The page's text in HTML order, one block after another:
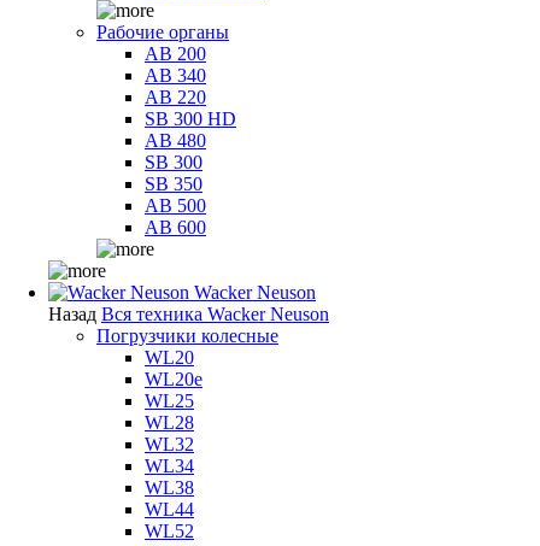
Рабочие органы
AB 200
AB 340
AB 220
SB 300 HD
AB 480
SB 300
SB 350
AB 500
AB 600
Wacker Neuson
Назад Вся техника Wacker Neuson
Погрузчики колесные
WL20
WL20e
WL25
WL28
WL32
WL34
WL38
WL44
WL52